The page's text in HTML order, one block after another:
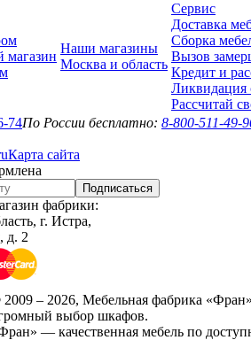
магазин
Наши магазины
Москва и область
Сервис
Доставка
Сборка
Вызов
Кредит и
Ликвидация
Рассчитай
74По России бесплатно: 8-800-511-49-
Карта сайта
Подписаться
фабрики:
г. Истра,
д. 2
– 2026, Мебельная фабрика
выбор шкафов.
— качественная мебель по